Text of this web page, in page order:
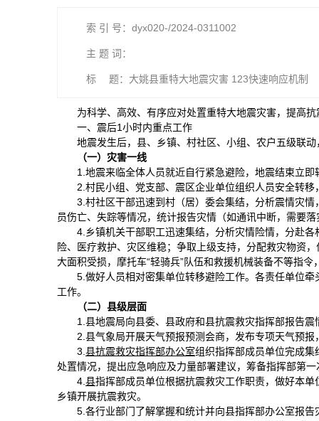
索 引 号：dyx020-/2024-0311002
主 题 词：
标 题：大姚县重特大地震灾害 123快速响应机制
为科学、高效、有序应对处置重特大地震灾害，提高
一、震后1小时内重点工作
地震发生后，县、乡镇、村社区、小组、农户五级联
（一）灾害一线
1.地震来临全体人员就近自行紧急避险，地震结束立即
2.村民小组、党支部、震区企业单位组织人员安全转
3.村社区干部迅速到村（居）委会集结，分析震情灾
员伤亡、失踪等情况，统计报告灾情（如通讯中断，需要
4.乡镇机关干部职工迅速集结，分析灾情险情，分赴
险、医疗救护、灾区维稳；争取上级支持，分配救灾物资
大面积受损，摩托车“轻骑兵”队伍和救援机械装备不等指
5.做好人员相对密集单位转移避险工作。各责任单位
工作。
（二）县级层面
1.县地震局向县委、县政府和县抗震救灾指挥部报告
2.县气象局开展天气预报预测会商，发布专项天气预
3. 县抗震救灾指挥部办公室组织指挥部成员单位完成
处置情况，提出应急响应及力量部署建议，筹备指挥部第一
4. 县指挥部成员单位根据抗震救灾工作职责，做好本
乡镇开展抗震救灾。
5.各行业部门了解掌握和统计并向县指挥部办公室报